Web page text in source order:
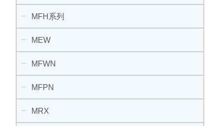
MFH系列
MEW
MFWN
MFPN
MRX